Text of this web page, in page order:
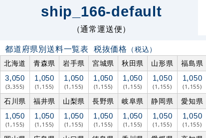
ship_166-default
（通常運送便）
都道府県別送料一覧表 税抜価格 （税込）
北海道
青森県 岩手県 宮城県 秋田県 山形県 福島県
3,050
(3,355)
1,050
(1,155)
1,050
(1,155)
1,050
(1,155)
1,050
(1,155)
1,050
(1,155)
1,050
(1,155)
石川県 福井県 山梨県 長野県 岐阜県 静岡県 愛知県
1,050
(1,155)
1,050
(1,155)
1,050
(1,155)
1,050
(1,155)
1,050
(1,155)
1,050
(1,155)
1,050
(1,155)